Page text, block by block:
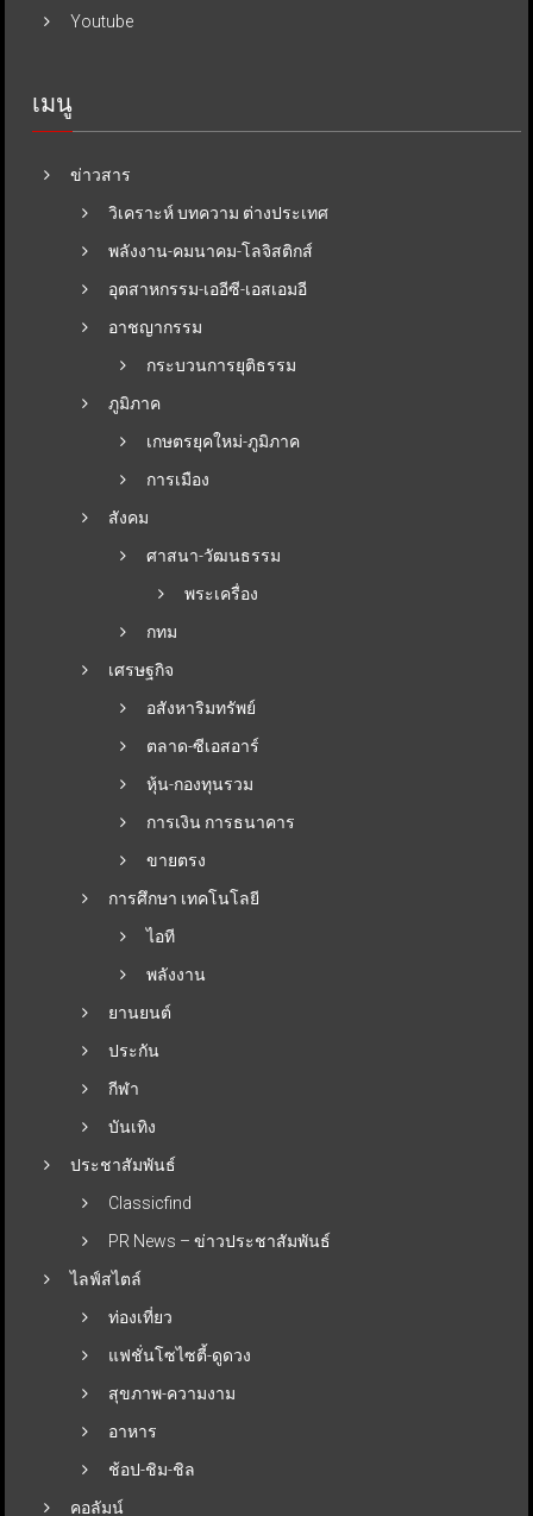
Youtube
เมนู
ข่าวสาร
วิเคราะห์ บทความ ต่างประเทศ
พลังงาน-คมนาคม-โลจิสติกส์
อุตสาหกรรม-เออีซี-เอสเอมอี
อาชญากรรม
กระบวนการยุติธรรม
ภูมิภาค
เกษตรยุคใหม่-ภูมิภาค
การเมือง
สังคม
ศาสนา-วัฒนธรรม
พระเครื่อง
กทม
เศรษฐกิจ
อสังหาริมทรัพย์
ตลาด-ซีเอสอาร์
หุ้น-กองทุนรวม
การเงิน การธนาคาร
ขายตรง
การศึกษา เทคโนโลยี
ไอที
พลังงาน
ยานยนต์
ประกัน
กีฬา
บันเทิง
ประชาสัมพันธ์
Classicfind
PR News – ข่าวประชาสัมพันธ์
ไลฟ์สไตล์
ท่องเที่ยว
แฟชั่นโซไซตี้-ดูดวง
สุขภาพ-ความงาม
อาหาร
ช้อป-ชิม-ชิล
คอลัมน์